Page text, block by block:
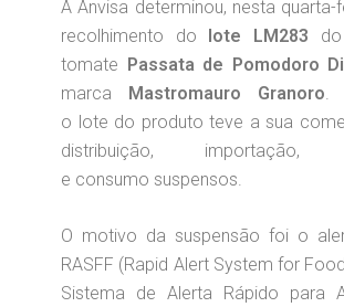
A Anvisa determinou, nesta quarta-
recolhimento do lote LM283
tomate Passata de Pomodoro
marca Mastromauro Granoro.
o lote do produto teve a sua
distribuição, importação,
e consumo suspensos.
O motivo da suspensão foi o
RASFF (Rapid Alert System for
Sistema de Alerta Rápido para